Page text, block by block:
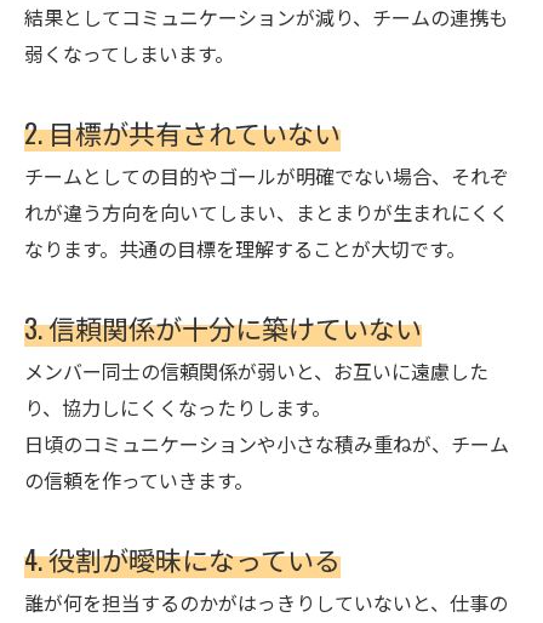
結果としてコミュニケーションが減り、チームの連携も
弱くなってしまいます。
2. 目標が共有されていない
チームとしての目的やゴールが明確でない場合、それぞ
れが違う方向を向いてしまい、まとまりが生まれにくく
なります。共通の目標を理解することが大切です。
3. 信頼関係が十分に築けていない
メンバー同士の信頼関係が弱いと、お互いに遠慮した
り、協力しにくくなったりします。
日頃のコミュニケーションや小さな積み重ねが、チーム
の信頼を作っていきます。
4. 役割が曖昧になっている
誰が何を担当するのかがはっきりしていないと、仕事の